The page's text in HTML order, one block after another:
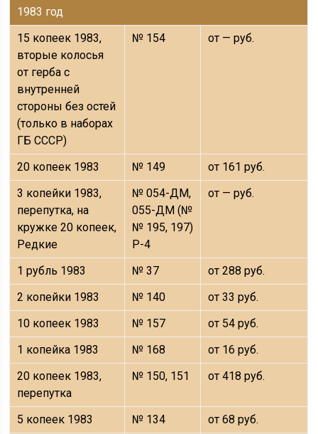
1983 год
15 копеек 1983,
вторые колосья
от герба с
внутренней
стороны без остей
(только в наборах
ГБ СССР)
№ 154 от — руб.
20 копеек 1983 № 149
от 161 руб.
3 копейки 1983,
перепутка, на
кружке 20 копеек,
Редкие
№ 054-ДМ,
055-ДМ (№
№ 195, 197)
Р-4
от — руб.
1 рубль 1983 № 37
от 288 руб.
2 копейки 1983
№ 140
от 33 руб.
10 копеек 1983
№ 157
от 54 руб.
1 копейка 1983
№ 168
от 16 руб.
20 копеек 1983,
перепутка
№ 150, 151 от 418 руб.
5 копеек 1983 № 134
от 68 руб.